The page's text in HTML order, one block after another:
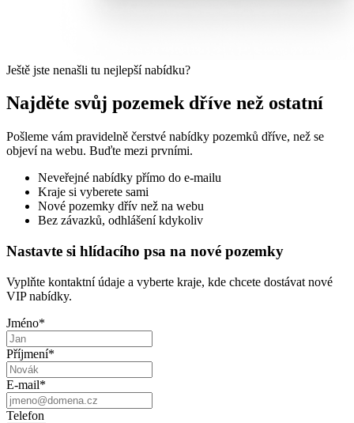
Ještě jste nenašli tu nejlepší nabídku?
Najděte svůj pozemek dříve než ostatní
Pošleme vám pravidelně čerstvé nabídky pozemků dříve, než se
objeví na webu. Buďte mezi prvními.
Neveřejné nabídky přímo do e-mailu
Kraje si vyberete sami
Nové pozemky dřív než na webu
Bez závazků, odhlášení kdykoliv
Nastavte si hlídacího psa na nové pozemky
Vyplňte kontaktní údaje a vyberte kraje, kde chcete dostávat nové
VIP nabídky.
Jméno*
Příjmení*
E-mail*
Telefon